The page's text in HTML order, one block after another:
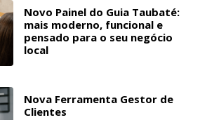
Novo Painel do Guia Taubaté:
mais moderno, funcional e
pensado para o seu negócio
local
Nova Ferramenta Gestor de
Clientes